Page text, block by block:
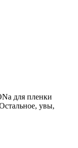
для пленки
увы,